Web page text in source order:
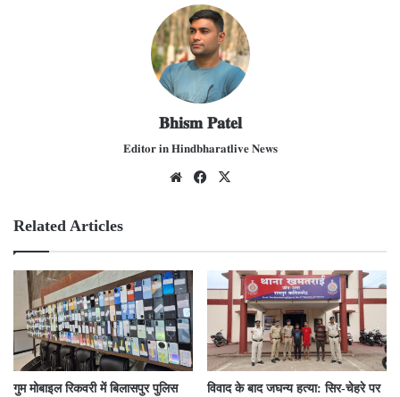
𝐁𝐡𝐢𝐬𝐦 𝐏𝐚𝐭𝐞𝐥
𝐄𝐝𝐢𝐭𝐨𝐫 𝐢𝐧 𝐇𝐢𝐧𝐝𝐛𝐡𝐚𝐫𝐚𝐭𝐥𝐢𝐯𝐞 𝐍𝐞𝐰𝐬
We
Fac
Related Articles
गुम मोबाइल रिकवरी में बिलासपुर पुलिस
विवाद के बाद जघन्य हत्या: सिर-चेहरे पर